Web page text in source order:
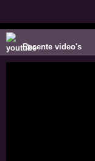
Recente video's